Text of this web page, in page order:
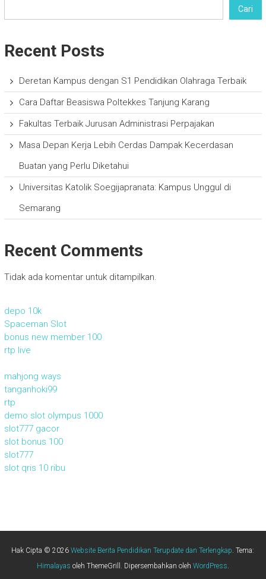
Cari
Recent Posts
Deretan Kampus dengan S1 Pendidikan Olahraga Terbaik
Cara Daftar Beasiswa Poltekkes Tanjung Karang
Fakultas Terbaik Jurusan Administrasi Perpajakan
Masa Depan Kerja Lebih Cerdas Dampak Kecerdasan
Buatan yang Perlu Diketahui
Universitas Katolik Soegijapranata: Kampus Unggul di
Semarang
Recent Comments
Tidak ada komentar untuk ditampilkan.
depo 10k
Spaceman Slot
bonus new member 100
rtp live
mahjong ways
tanganhoki99
rtp
demo slot olympus 1000
slot777 gacor
slot bonus 100
slot777
slot qris 10 ribu
Hak Cipta © 2026Website Berita Pendidikan Terupdate dan Terlengkap. Tema:
Himalayas oleh ThemeGrill. Dipersembahkan oleh WordPress.